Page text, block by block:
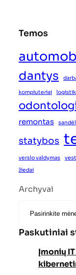
Temos
dantys
kompiuteriai
remontas
statybos
verslo valdymas
žiedai
Archyvai
Paskutiniai
Įmonių